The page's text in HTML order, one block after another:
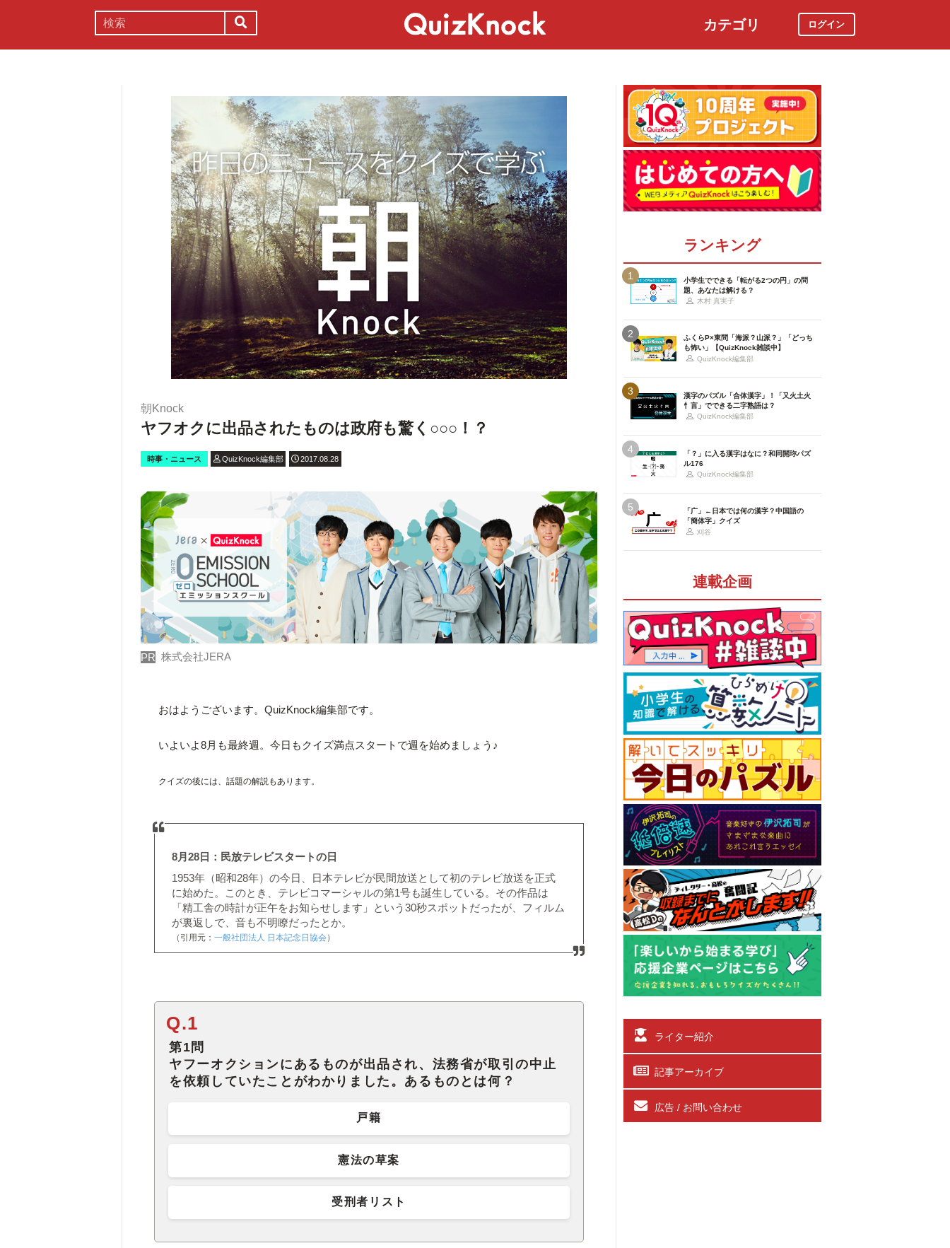
カテゴリ ログイン
朝Knock
ヤフオクに出品されたものは政府も驚く○○○！？
時事・ニュース QuizKnock編集部 2017.08.28
PR 株式会社JERA
おはようございます。QuizKnock編集部です。
いよいよ8月も最終週。今日もクイズ満点スタートで週を始めましょう♪
クイズの後には、話題の解説もあります。
8月28日：民放テレビスタートの日
1953年（昭和28年）の今日、日本テレビが民間放送として初のテレビ放送を正式
に始めた。このとき、テレビコマーシャルの第1号も誕生している。その作品は
「精工舎の時計が正午をお知らせします」という30秒スポットだったが、フィルム
が裏返しで、音も不明瞭だったとか。
（引用元：一般社団法人 日本記念日協会）
Q.1
第1問
ヤフーオクションにあるものが出品され、法務省が取引の中止
を依頼していたことがわかりました。あるものとは何？
戸籍
憲法の草案
受刑者リスト
ランキング
1
小学生でできる「転がる2つの円」の問
題、あなたは解ける？
木村 真実子
2
ふくらP×東問「海派？山派？」「どっち
も怖い」【QuizKnock雑談中】
QuizKnock編集部
3
漢字のパズル「合体漢字」！「又火土火
忄言」でできる二字熟語は？
QuizKnock編集部
4
「？」に入る漢字はなに？和同開珎パズ
ル176
QuizKnock編集部
5
「广」←日本では何の漢字？中国語の
「簡体字」クイズ
刈谷
連載企画
ライター紹介
記事アーカイブ
広告 / お問い合わせ